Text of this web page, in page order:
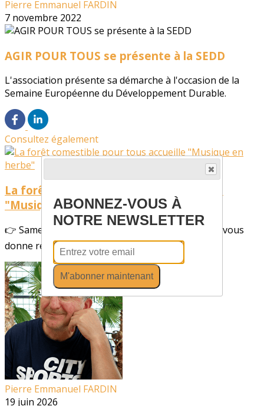
Pierre Emmanuel FARDIN
7 novembre 2022
AGIR POUR TOUS se présente à la SEDD
L'association présente sa démarche à l'occasion de la
Semaine Européenne du Développement Durable.
Consultez également
La forêt comestible pour tous accueille
"Musique en herbe"
👉 Samedi 20 juin l'Association AGIR POUR TOUS vous
donne rendez-vous à 12h pour un petit concert...
Pierre Emmanuel FARDIN
19 juin 2026
ABONNEZ-VOUS À
NOTRE NEWSLETTER
M'abonner maintenant